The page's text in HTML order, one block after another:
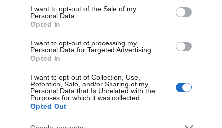
consent section.
I want to opt-out of the Sale of my
Personal Data.
Opted In
I want to opt-out of processing my
Personal Data for Targeted Advertising.
Opted In
I want to opt-out of Collection, Use,
Retention, Sale, and/or Sharing of my
Personal Data that Is Unrelated with the
Purposes for which it was collected.
Opted Out